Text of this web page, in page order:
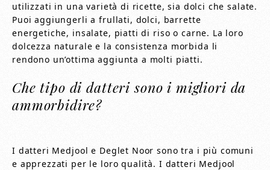
utilizzati in una varietà di ricette, sia dolci che salate.
Puoi aggiungerli a frullati, dolci, barrette
energetiche, insalate, piatti di riso o carne. La loro
dolcezza naturale e la consistenza morbida li
rendono un’ottima aggiunta a molti piatti.
Che tipo di datteri sono i migliori da
ammorbidire?
I datteri Medjool e Deglet Noor sono tra i più comuni
e apprezzati per le loro qualità. I datteri Medjool